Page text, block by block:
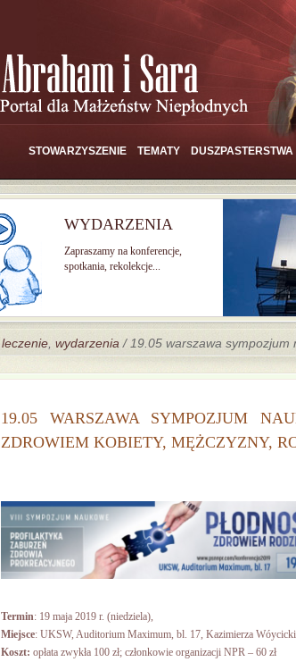
STOWARZYSZENIE TEMATY DUSZPASTERSTWA
WYDARZENIA
Zapraszamy na konferencje,
spotkania, rekolekcje...
leczenie wydarzenia / 19.05 warszawa sympozjum
19.05 WARSZAWA SYMPOZJUM
ZDROWIEM KOBIETY, MĘŻCZYZNY,
Termin: 19 maja 2019 r. (niedziela),
Miejsce: UKSW, Auditorium Maximum, bl. 17, Kazimierza
Koszt: opłata zwykła 100 zł; członkowie organizacji NPR – 60 zł